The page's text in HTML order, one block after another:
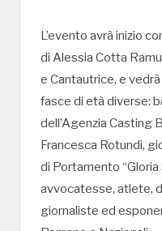
L’evento avrà inizio
di Alessia Cotta
e Cantautrice, e
fasce di età diverse:
dell’Agenzia Casting
Francesca Rotundi,
di Portamento “Gloria
avvocatesse, atlete,
giornaliste ed